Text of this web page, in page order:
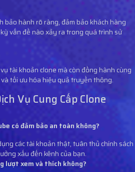
bảo hành rõ ràng, đảm bảo khách hàng
vấn đề nào xảy ra trong quá trình sử
tài khoản clone mà còn đồng hành cùng
tối ưu hóa hiệu quả truyền thông.
Vụ Cung Cấp Clone
có đảm bảo an toàn không?
các tài khoản thật, tuân thủ chính sách
xấu đến kênh của bạn.
lượt xem và thích không?